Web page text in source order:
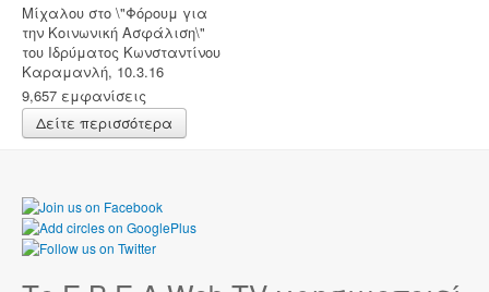
Μίχαλου στο \"Φόρουμ για
την Κοινωνική Ασφάλιση\"
του Ιδρύματος Κωνσταντίνου
Καραμανλή, 10.3.16
9,657 εμφανίσεις
Δείτε περισσότερα